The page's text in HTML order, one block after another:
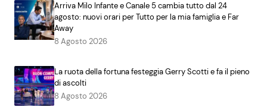
Arriva Milo Infante e Canale 5 cambia tutto dal 24
agosto: nuovi orari per Tutto per la mia famiglia e Far
Away
8 Agosto 2026
La ruota della fortuna festeggia Gerry Scotti e fa il pieno
di ascolti
8 Agosto 2026